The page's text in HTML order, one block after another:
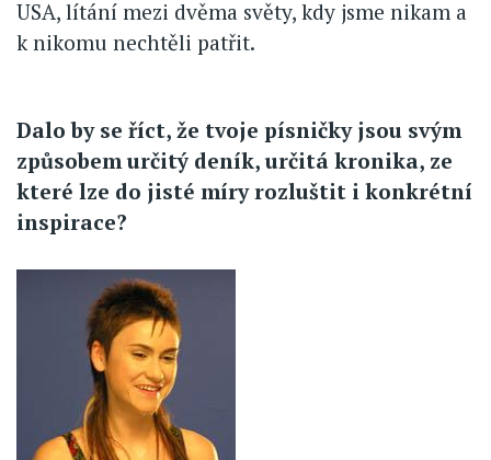
USA, lítání mezi dvěma světy, kdy jsme nikam a
k nikomu nechtěli patřit.
Dalo by se říct, že tvoje písničky jsou svým
způsobem určitý deník, určitá kronika, ze
které lze do jisté míry rozluštit i konkrétní
inspirace?